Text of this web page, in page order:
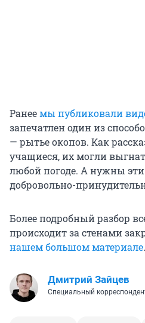
Ранеемы публиковали
запечатлен один из
— рытье окопов. Как
учащиеся, их могли
любой погоде. А нужны
добровольно-
Более подробный разбор
происходит за стенами
нашем большом материале.
Дмитрий Зайцев
Специальный